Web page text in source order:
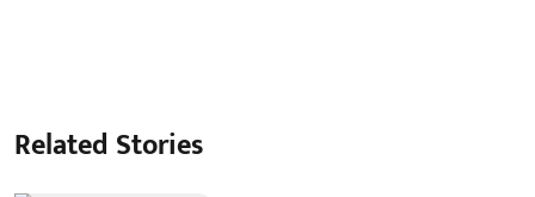
Related Stories